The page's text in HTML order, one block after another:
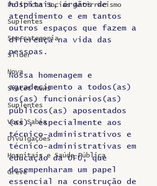
Politicas Socias Antirracismo
Suplentes
Sem categoria
Slider
Nova
Sintet News
Suplentes
Você Sabia
Divulgações
Hospitais e Saúde Pública
Greve
hospitais, órgãos de
atendimento e em tantos
outros espaços que fazem a
diferença na vida das
pessoas.
Nossa homenagem e
agradecimento a todos(as)
os(as) funcionários(as)
públicos(as) aposentados
(as), especialmente aos
técnico-administrativos e
técnico-administrativas em
educação da UFU, que
desempenharam um papel
essencial na construção de